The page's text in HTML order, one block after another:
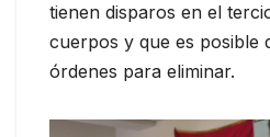
tienen disparos en el
cuerpos y que es posible
órdenes para eliminar.